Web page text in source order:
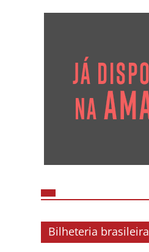
Bilheteria brasileira